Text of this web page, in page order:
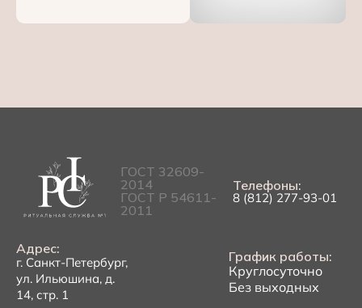
ГОСТ 32609-
2014
ГОСТ Р 54611-
2011
Телефоны:
8 (812) 277-93-01
Адрес:
г. Санкт-Петербург,
ул. Ильюшина, д.
14, стр. 1
График работы:
Круглосуточно
Без выходных